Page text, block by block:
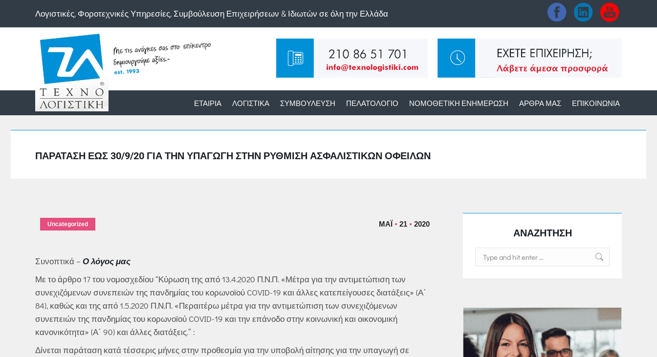
Λογιστικές, Φοροτεχνικές Υπηρεσίες, Συμβούλευση Επιχειρήσεων & Ιδιωτών σε όλη την Ελλάδα
ΕΤΑΙΡΊΑ ΛΟΓΙΣΤΙΚΆ ΣΥΜΒΟΎΛΕΥΣΗ ΠΕΛΑΤΟΛΌΓΙΟ ΝΟΜΟΘΕΤΙΚΉ ΕΝΗΜΈΡΩΣΗ ΆΡΘΡΑ ΜΑΣ ΕΠΙΚΟΙΝΩΝΊΑ
ΠΑΡΆΤΑΣΗ ΈΩΣ 30/9/20 ΓΙΑ ΤΗΝ ΥΠΑΓΩΓΉ ΣΤΗΝ ΡΎΘΜΙΣΗ ΑΣΦΑΛΙΣΤΙΚΏΝ ΟΦΕΙΛΏΝ
ΜΆΙ 21 2020
Uncategorized
Συνοπτικά – Ο λόγος μας
Με το άρθρο 17 του νομοσχεδίου “Κύρωση της από 13.4.2020 Π.Ν.Π. «Μέτρα για την αντιμετώπιση των
συνεχιζόμενων συνεπειών της πανδημίας του κορωνοϊού COVID-19 και άλλες κατεπείγουσες διατάξεις» (Α΄
84), καθώς και της από 1.5.2020 Π.Ν.Π. «Περαιτέρω μέτρα για την αντιμετώπιση των συνεχιζόμενων
συνεπειών της πανδημίας του κορωνοϊού COVID-19 και την επάνοδο στην κοινωνική και οικονομική
κανονικότητα» (Α΄ 90) και άλλες διατάξεις.” :
Δίνεται παράταση κατά τέσσερις μήνες στην προθεσμία για την υποβολή αίτησης για την υπαγωγή σε
ΑΝΑΖΗΤΗΣΗ
Search: